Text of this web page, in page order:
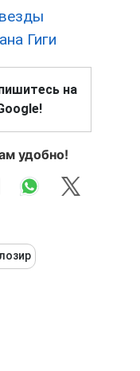
Гиги
на
удобно!